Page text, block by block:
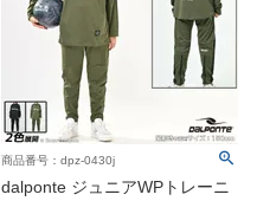
商品番号：dpz-0430j
dalponte ジュニアWPトレーニ